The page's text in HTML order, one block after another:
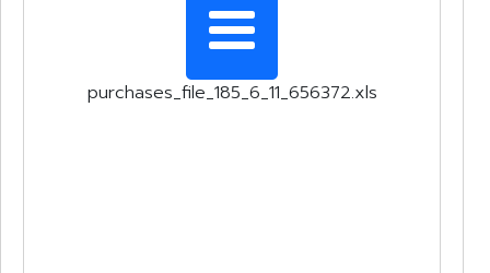
purchases_file_185_6_11_656372.xls